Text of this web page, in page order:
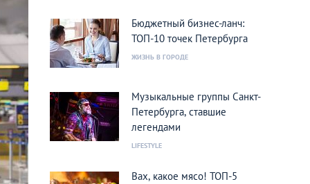
Бюджетный бизнес-ланч:
ТОП-10 точек Петербурга
ЖИЗНЬ В ГОРОДЕ
Музыкальные группы Санкт-
Петербурга, ставшие
легендами
LIFESTYLE
Вах, какое мясо! ТОП-5